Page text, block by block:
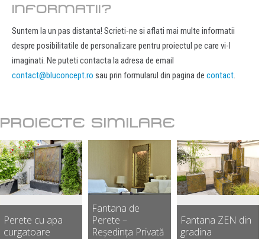
INFORMATII?
Suntem la un pas distanta! Scrieti-ne si aflati mai multe informatii
despre posibilitatile de personalizare pentru proiectul pe care vi-l
imaginati. Ne puteti contacta la adresa de email
contact@bluconcept.ro sau prin formularul din pagina de contact.
PROIECTE SIMILARE
Perete cu apa
curgatoare
Fantana de
Perete –
Reședința Privată
Fantana ZEN din
gradina